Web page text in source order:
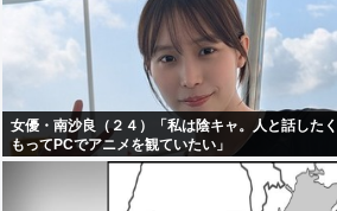
女優・南沙良（２４）「私は陰キャ。人と話した
もってPCでアニメを観ていたい」